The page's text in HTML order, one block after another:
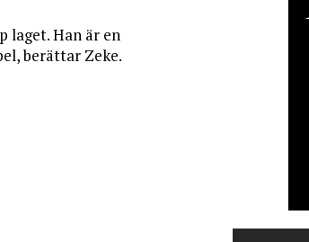
laget. Han är en
berättar Zeke.